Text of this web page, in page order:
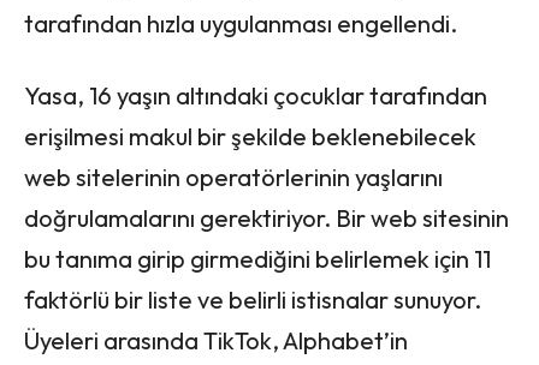
tarafından hızla uygulanması engellendi.
Yasa, 16 yaşın altındaki çocuklar tarafından
erişilmesi makul bir şekilde beklenebilecek
web sitelerinin operatörlerinin yaşlarını
doğrulamalarını gerektiriyor. Bir web sitesinin
bu tanıma girip girmediğini belirlemek için 11
faktörlü bir liste ve belirli istisnalar sunuyor.
Üyeleri arasında TikTok, Alphabet’in